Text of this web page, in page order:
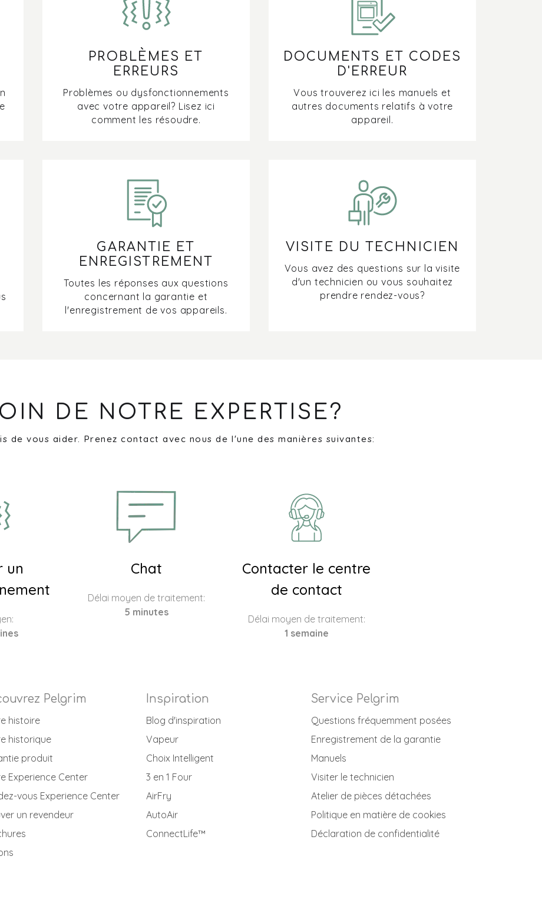
Pourquoi les zones de cuisson de ma table de
Que faire lorsque les zones de cuisson de ma
PROBLÈMES ET
ERREURS
Problèmes ou dysfonctionnements
avec votre appareil? Lisez ici
comment les résoudre.
DOCUMENTS ET CODES
D'ERREUR
Vous trouverez ici les manuels et
autres documents relatifs à votre
appareil.
GARANTIE ET
ENREGISTREMENT
Toutes les réponses aux questions
concernant la garantie et
l'enregistrement de vos appareils.
VISITE DU TECHNICIEN
Vous avez des questions sur la visite
d'un technicien ou vous souhaitez
prendre rendez-vous?
DE NOTRE EXPERTISE?
de vous aider. Prenez contact avec nous de l'une des manières suivantes:
un
Chat
Délai moyen de traitement:
5 minutes
Contacter le centre
de contact
Délai moyen de traitement:
1 semaine
Pelgrim
histoire
historique
produit
Experience Center
vous Experience Center
un revendeur
Inspiration
Blog d'inspiration
Vapeur
Choix Intelligent
3 en 1 Four
AirFry
AutoAir
ConnectLife™
Service Pelgrim
Questions fréquemment posées
Enregistrement de la garantie
Manuels
Visiter le technicien
Atelier de pièces détachées
Politique en matière de cookies
Déclaration de confidentialité